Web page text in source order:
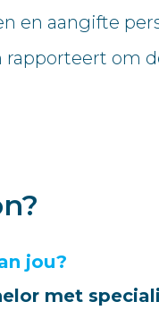
en aangifte
rapporteert
jou?
met